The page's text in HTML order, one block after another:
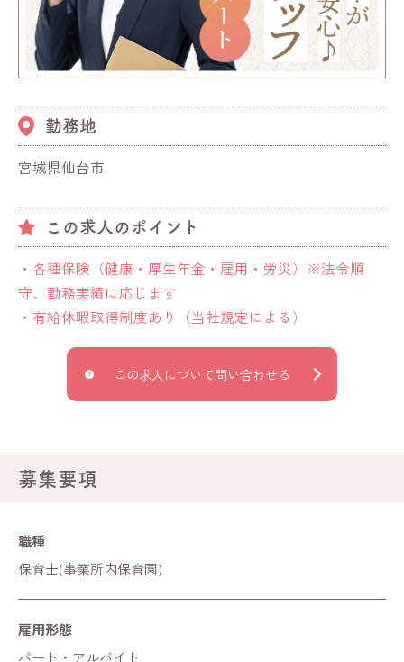
勤務地
宮城県仙台市
この求人のポイント
・各種保険（健康・厚生年金・雇用・労災）※法令順
守、勤務実績に応じます
・有給休暇取得制度あり（当社規定による）
この求人について問い合わせる
募集要項
職種
保育士(事業所内保育園)
雇用形態
パート・アルバイト